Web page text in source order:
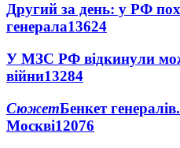
Другий за день: у РФ
генерала13624
У МЗС РФ відкинули
війни13284
СюжетБенкет
Москві12076